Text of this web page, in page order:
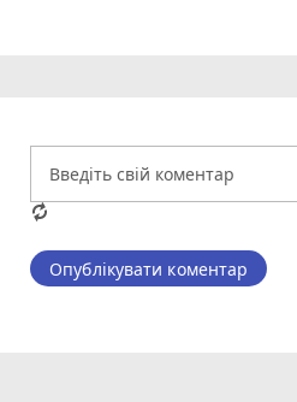
Опублікувати коментар